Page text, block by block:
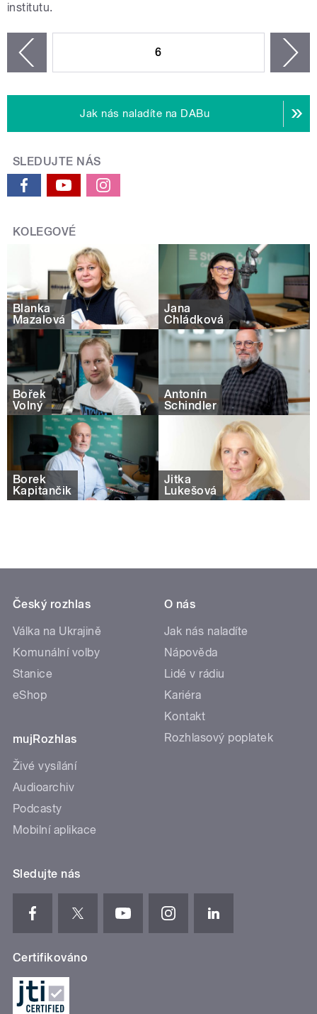
institutu.
6
Jak nás naladíte na DABu
SLEDUJTE NÁS
KOLEGOVÉ
Blanka
Mazalová
Jana
Chládková
Bořek
Volný
Antonín
Schindler
Borek
Kapitančik
Jitka
Lukešová
Český rozhlas
Válka na Ukrajině
Komunální volby
Stanice
eShop
mujRozhlas
Živé vysílání
Audioarchiv
Podcasty
Mobilní aplikace
O nás
Jak nás naladíte
Nápověda
Lidé v rádiu
Kariéra
Kontakt
Rozhlasový poplatek
Sledujte nás
Certifikováno